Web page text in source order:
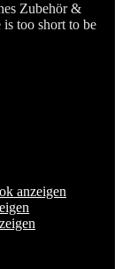
Zubehör &
too short to be
anzeigen